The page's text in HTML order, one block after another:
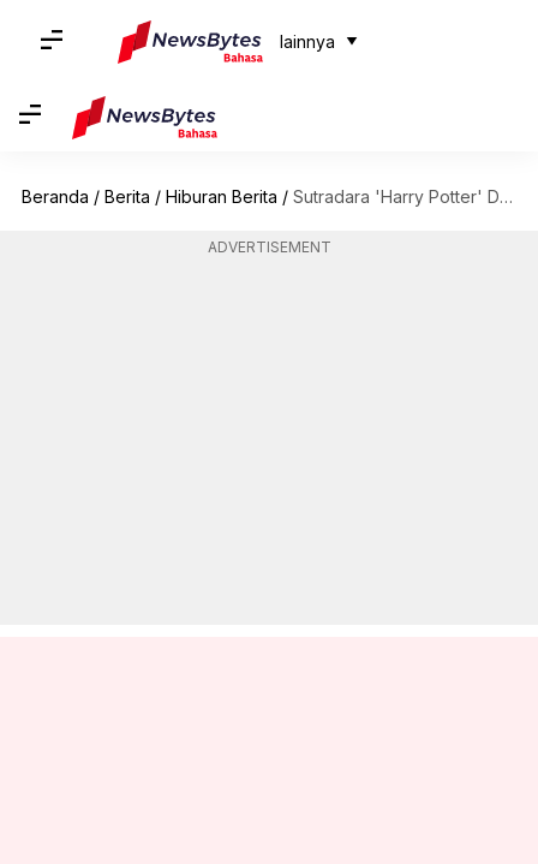
lainnya
Beranda / Berita / Hiburan Berita / Sutradara 'Harry Potter' David Yates akan menerima Raindance Icon Award
ADVERTISEMENT